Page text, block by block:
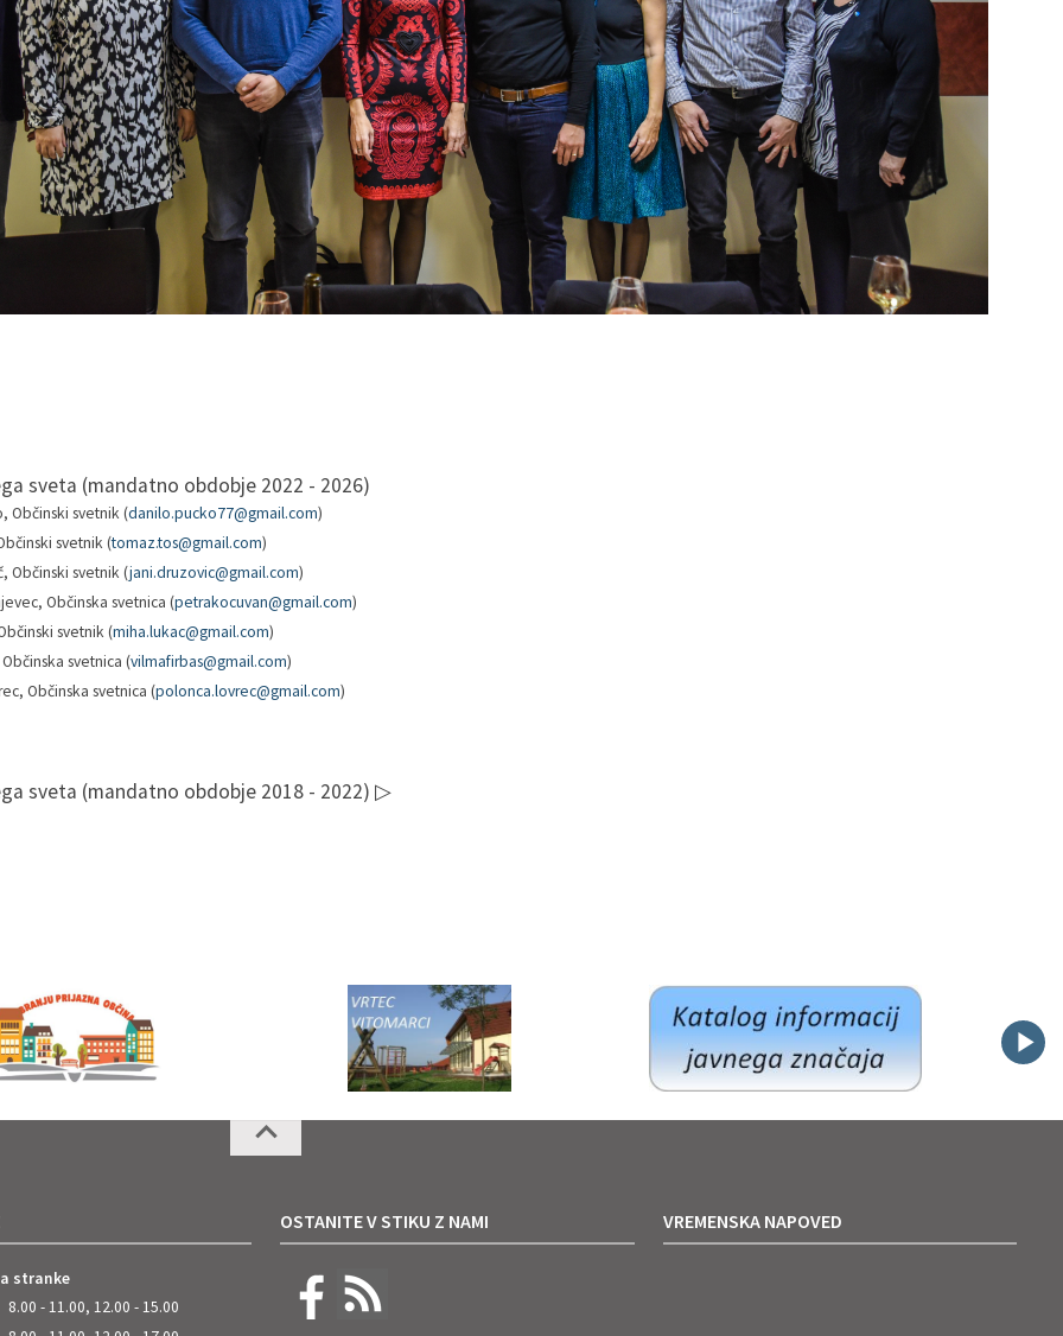
sveta (mandatno obdobje 2022 - 2026)
Občinski svetnik (danilo.pucko77@gmail.com)
svetnik (tomaz.tos@gmail.com)
Občinski svetnik (jani.druzovic@gmail.com)
Občinska svetnica (petrakocuvan@gmail.com)
svetnik (miha.lukac@gmail.com)
svetnica (vilmafirbas@gmail.com)
Občinska svetnica (polonca.lovrec@gmail.com)
sveta (mandatno obdobje 2018 - 2022)
stranke
8.00 - 11.00, 12.00 - 15.00
OSTANITE V STIKU Z NAMI VREMENSKA NAPOVED